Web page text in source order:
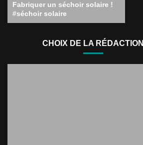
Fabriquer un séchoir solaire !
#séchoir solaire
CHOIX DE LA RÉDACTION